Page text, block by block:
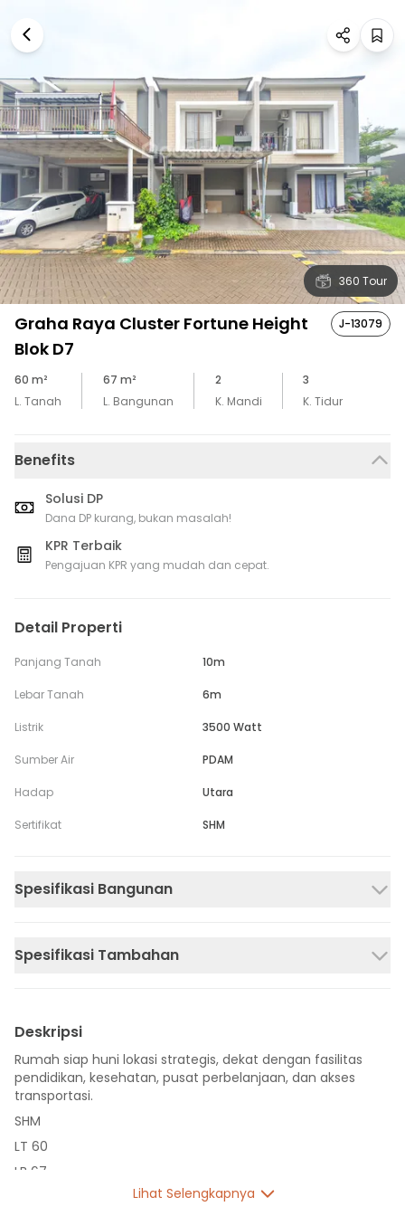
360 Tour
Graha Raya Cluster Fortune Height
Blok D7
J-13079
60 m²
L. Tanah
67 m²
L. Bangunan
2
K. Mandi
3
K. Tidur
Benefits
Solusi DP
Dana DP kurang, bukan masalah!
KPR Terbaik
Pengajuan KPR yang mudah dan cepat.
Detail Properti
Panjang Tanah 10m
Lebar Tanah 6m
Listrik 3500 Watt
Sumber Air PDAM
Hadap Utara
Sertifikat SHM
Spesifikasi Bangunan
Spesifikasi Tambahan
Deskripsi
Rumah siap huni lokasi strategis, dekat dengan fasilitas
pendidikan, kesehatan, pusat perbelanjaan, dan akses
transportasi.
SHM
LT 60
LB 67
Lihat Selengkapnya